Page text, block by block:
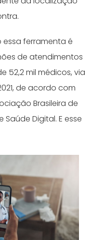
ferramenta é
de atendimentos
52,2 mil médicos, via
de acordo com
Brasileira de
Saúde Digital. E esse